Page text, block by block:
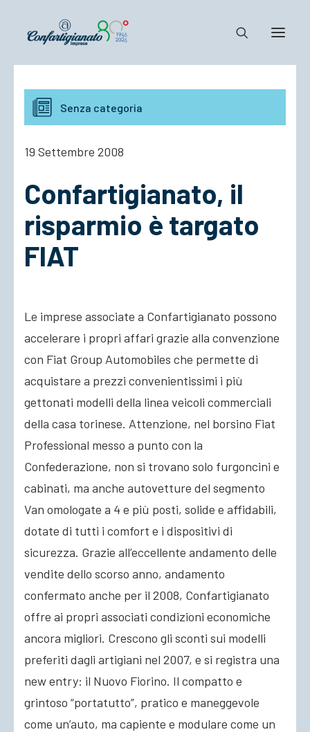
Notizie e Documenti
Confartigianato
Cosa Facciamo
Senza categoria
19 Settembre 2008
Confartigianato, il
risparmio è targato
FIAT
Le imprese associate a Confartigianato possono
accelerare i propri affari grazie alla convenzione
con Fiat Group Automobiles che permette di
acquistare a prezzi convenientissimi i più
gettonati modelli della linea veicoli commerciali
della casa torinese. Attenzione, nel borsino Fiat
Professional messo a punto con la
Confederazione, non si trovano solo furgoncini e
cabinati, ma anche autovetture del segmento
Van omologate a 4 e più posti, solide e affidabili,
dotate di tutti i comfort e i dispositivi di
sicurezza. Grazie all’eccellente andamento delle
vendite dello scorso anno, andamento
confermato anche per il 2008, Confartigianato
offre ai propri associati condizioni economiche
ancora migliori. Crescono gli sconti sui modelli
preferiti dagli artigiani nel 2007, e si registra una
new entry: il Nuovo Fiorino. Il compatto e
grintoso “portatutto”, pratico e maneggevole
come un’auto, ma capiente e modulare come un